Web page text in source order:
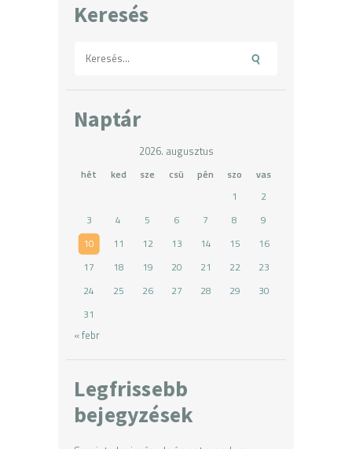
Keresés
Naptár
2026. augusztus
hét ked sze csü pén szo
vas
1
2
3
4 5 6 7 8
9
10
11 12 13 14 15
16
17
18 19 20 21 22
23
24
25 26 27 28 29
30
31
« febr
Legfrissebb
bejegyzések